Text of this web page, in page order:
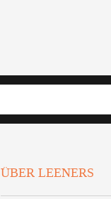
ÜBER LEENERS